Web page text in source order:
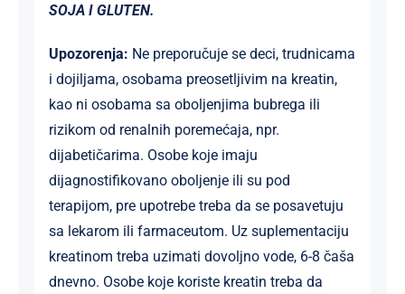
SOJA I GLUTEN.
Upozorenja: Ne preporučuje se deci, trudnicama
i dojiljama, osobama preosetljivim na kreatin,
kao ni osobama sa oboljenjima bubrega ili
rizikom od renalnih poremećaja, npr.
dijabetičarima. Osobe koje imaju
dijagnostifikovano oboljenje ili su pod
terapijom, pre upotrebe treba da se posavetuju
sa lekarom ili farmaceutom. Uz suplementaciju
kreatinom treba uzimati dovoljno vode, 6-8 čaša
dnevno. Osobe koje koriste kreatin treba da